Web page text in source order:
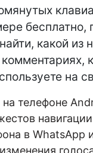
какой из
на
телефоне
в WhatsApp